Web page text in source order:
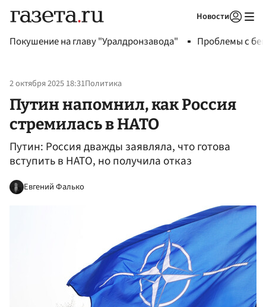
Новости
Покушение на главу "Уралдронзавода" Проблемы с
2 октября 2025 18:31Политика
Путин напомнил, как Россия
стремилась в НАТО
Путин: Россия дважды заявляла, что готова
вступить в НАТО, но получила отказ
Евгений Фалько